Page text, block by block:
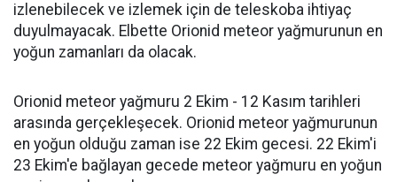
izlenebilecek ve izlemek için de teleskoba ihtiyaç
duyulmayacak. Elbette Orionid meteor yağmurunun en
yoğun zamanları da olacak.
Orionid meteor yağmuru 2 Ekim - 12 Kasım tarihleri
arasında gerçekleşecek. Orionid meteor yağmurunun
en yoğun olduğu zaman ise 22 Ekim gecesi. 22 Ekim'i
23 Ekim'e bağlayan gecede meteor yağmuru en yoğun